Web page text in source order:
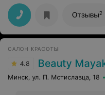
работе (быстро и аккуратно,
могу не отметить удобное
центре, но на тихой улице)
самом салоне. Спасибо
Отзывы2
САЛОН КРАСОТЫ
4.8 Beauty
Минск, ул. П. Мстиславца, 18